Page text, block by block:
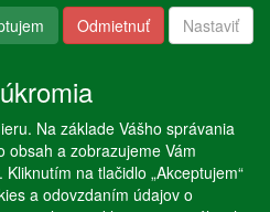
Odmietnuť Nastaviť
Na základe Vášho správania
obsah a zobrazujeme Vám
na tlačidlo „Akceptujem“
a odovzdaním údajov o